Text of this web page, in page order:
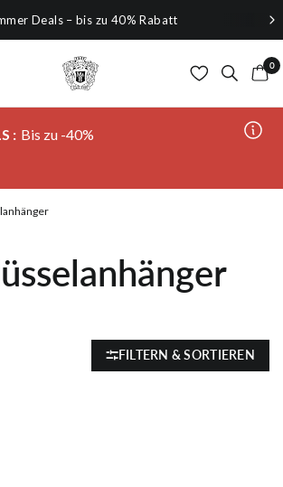
Deals – bis zu 40% Rabatt
0
: Bis zu -40%
FILTERN & SORTIEREN